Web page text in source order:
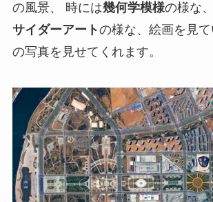
の風景、 時には幾何学模様の様な
サイダーアートの様な、絵画を見
の写真を見せてくれます。